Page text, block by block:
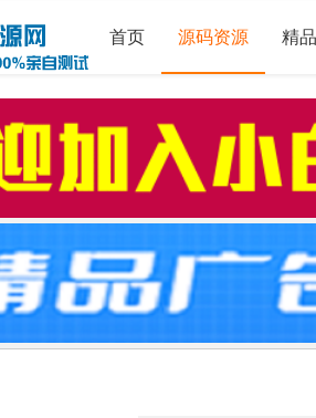
首页 源码资源 精